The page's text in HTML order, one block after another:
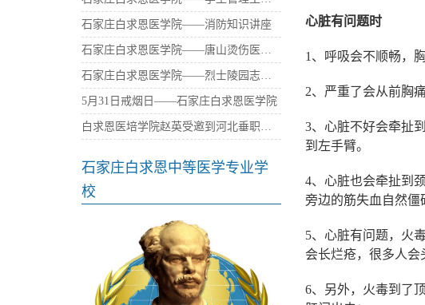
心脏有问题时
1、呼吸会不顺畅，
2、严重了会从前胸
3、心脏不好会牵扯
到左手臂。
4、心脏也会牵扯到
旁边的筋失血自然僵
5、心脏有问题，火
会长烂疮，很多人会
6、另外，火毒到了
石家庄白求恩医学院——消防知识讲座
5月31日戒烟日——石家庄白求恩医学院
石家庄白求恩中等医学专业学
校